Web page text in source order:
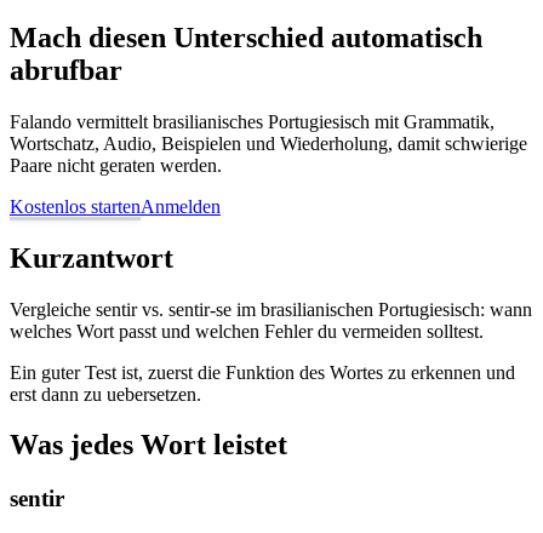
Mach diesen Unterschied automatisch
abrufbar
Falando vermittelt brasilianisches Portugiesisch mit Grammatik,
Wortschatz, Audio, Beispielen und Wiederholung, damit schwierige
Paare nicht geraten werden.
Kostenlos startenAnmelden
Kurzantwort
Vergleiche sentir vs. sentir-se im brasilianischen Portugiesisch: wann
welches Wort passt und welchen Fehler du vermeiden solltest.
Ein guter Test ist, zuerst die Funktion des Wortes zu erkennen und
erst dann zu uebersetzen.
Was jedes Wort leistet
sentir